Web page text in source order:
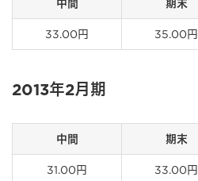
中間 期末
33.00円 35.00円
2013年2月期
中間 期末
31.00円 33.00円